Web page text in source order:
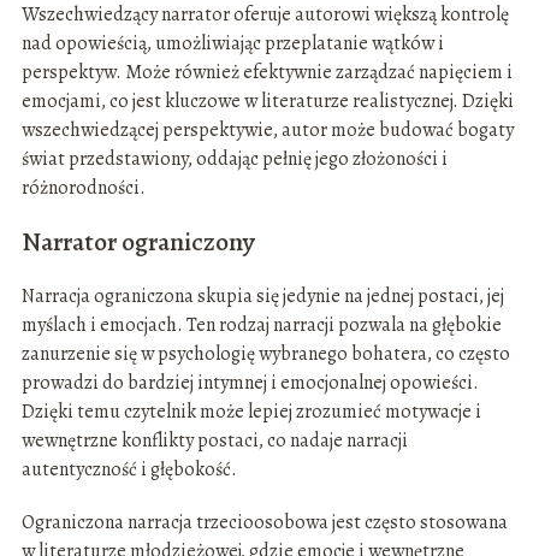
Wszechwiedzący narrator oferuje autorowi większą kontrolę
nad opowieścią, umożliwiając przeplatanie wątków i
perspektyw. Może również efektywnie zarządzać napięciem i
emocjami, co jest kluczowe w literaturze realistycznej. Dzięki
wszechwiedzącej perspektywie, autor może budować bogaty
świat przedstawiony, oddając pełnię jego złożoności i
różnorodności.
Narrator ograniczony
Narracja ograniczona skupia się jedynie na jednej postaci, jej
myślach i emocjach. Ten rodzaj narracji pozwala na głębokie
zanurzenie się w psychologię wybranego bohatera, co często
prowadzi do bardziej intymnej i emocjonalnej opowieści.
Dzięki temu czytelnik może lepiej zrozumieć motywacje i
wewnętrzne konflikty postaci, co nadaje narracji
autentyczność i głębokość.
Ograniczona narracja trzecioosobowa jest często stosowana